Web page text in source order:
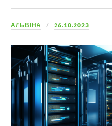
АЛЬВІНА 26.10.2023